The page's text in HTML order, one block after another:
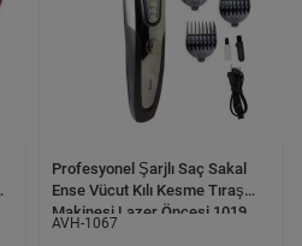
Profesyonel Şarjlı Saç Sakal
Ense Vücut Kılı Kesme Tıraş
Makinesi Lazer Öncesi 1019
AVH-1067